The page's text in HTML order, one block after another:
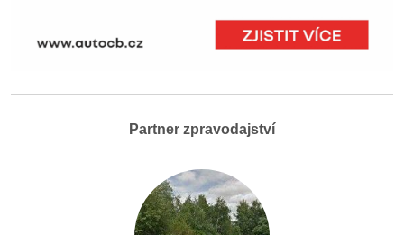
Partner zpravodajství